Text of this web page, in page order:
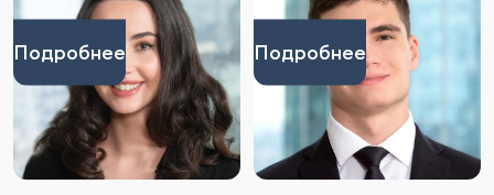
Подробнее Подробнее